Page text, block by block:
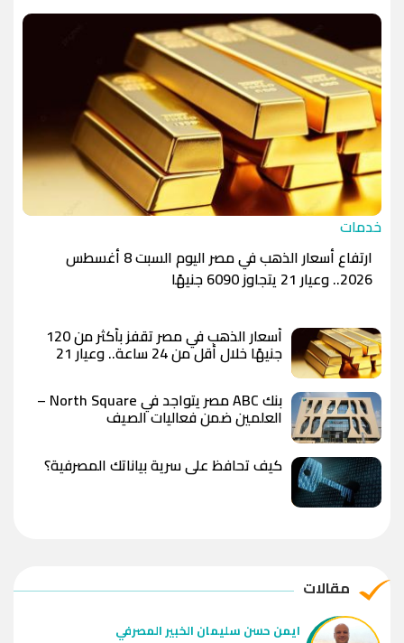
الدينار الأردني -1.0000
-1.0000
خدمات
ارتفاع أسعار الذهب في مصر اليوم السبت 8 أغسطس
2026.. وعيار 21 يتجاوز 6090 جنيهًا
أسعار الذهب في مصر تقفز بأكثر من 120
جنيهًا خلال أقل من 24 ساعة.. وعيار 21
يسجل 6100 جنيه وسط توقعات بوصول
بنك ABC مصر يتواجد في North Square –
العلمين ضمن فعاليات الصيف
كيف تحافظ على سرية بياناتك المصرفية؟
مقالات
ايمن حسن سليمان الخبير المصرفي